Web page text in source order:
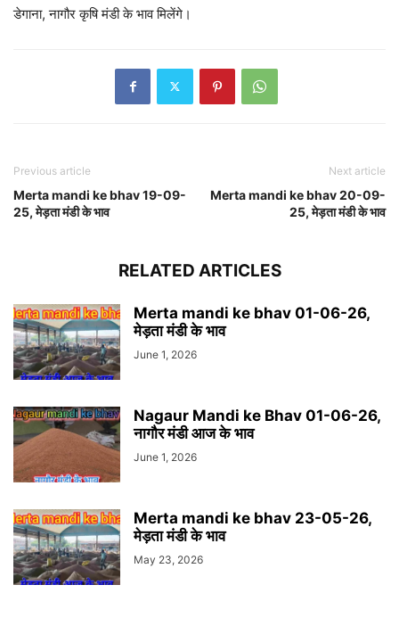
डेगाना, नागौर कृषि मंडी के भाव मिलेंगे।
Previous article
Merta mandi ke bhav 19-09-
25, मेड़ता मंडी के भाव
Next article
Merta mandi ke bhav 20-09-
25, मेड़ता मंडी के भाव
RELATED ARTICLES
Merta mandi ke bhav 01-06-26,
मेड़ता मंडी के भाव
June 1, 2026
Nagaur Mandi ke Bhav 01-06-26,
नागौर मंडी आज के भाव
June 1, 2026
Merta mandi ke bhav 23-05-26,
मेड़ता मंडी के भाव
May 23, 2026